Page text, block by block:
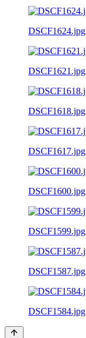
DSCF1624.jpg
DSCF1621.jpg
DSCF1618.jpg
DSCF1617.jpg
DSCF1600.jpg
DSCF1599.jpg
DSCF1587.jpg
DSCF1584.jpg